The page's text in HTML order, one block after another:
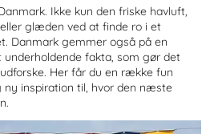
Ikke kun den friske havluft,
glæden ved at finde ro i et
Danmark gemmer også på en
fakta, som gør det
Her får du en række fun
ny inspiration til, hvor den næste